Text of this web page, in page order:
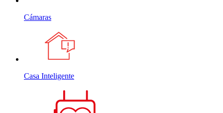
Cámaras
Casa Inteligente